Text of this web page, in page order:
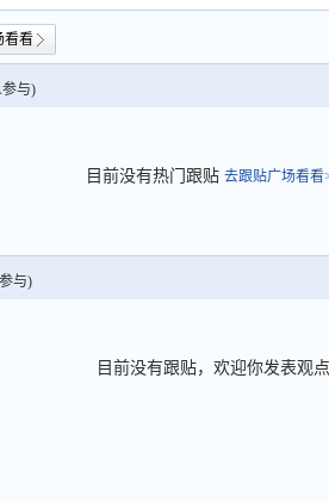
看看
与)
目前没有热门跟贴 去跟贴广场看看
与)
目前没有跟贴，欢迎你发表观点